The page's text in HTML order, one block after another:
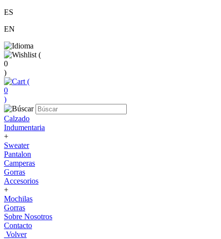
ES
EN
(
0
)
(
0
)
Calzado
Indumentaria
+
Sweater
Pantalon
Camperas
Gorras
Accesorios
+
Mochilas
Gorras
Sobre Nosotros
Contacto
Volver